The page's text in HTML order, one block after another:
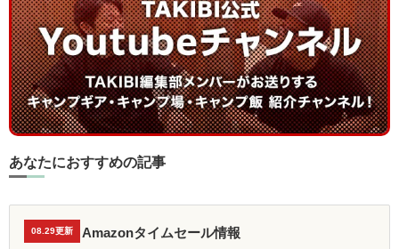
あなたにおすすめの記事
08.29更新 Amazonタイムセール情報